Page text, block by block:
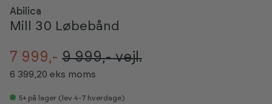
Abilica
Mill 30 Løbebånd
7 999,- 9 999,-vejl.
6 399,20 eks moms
5+ på lager (lev 4-7 hverdage)